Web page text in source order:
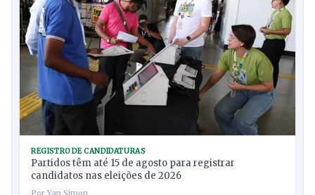
REGISTRO DE CANDIDATURAS
Partidos têm até 15 de agosto para registrar
candidatos nas eleições de 2026
Por Yan Simon